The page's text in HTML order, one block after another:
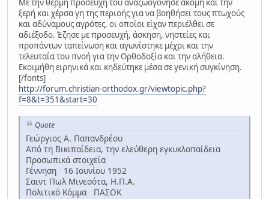
Με την θερμή προσευχή του αναζωογόνησε ακόμη και την
ξερή και χέρσα γη της περιοής για να βοηθήσει τους πτωχούς
και αδύναμους αγρότες, οι οποίοι είχαν περιέλθει σε
αδιέξοδο. Έζησε με προσευχή, άσκηση, νηστείες και
προπάντων ταπείνωση και αγωνίστηκε μέχρι και την
τελευταία του πνοή για την Ορθοδοξία και την αλήθεια.
Εκοιμήθη ειρηνικά και κηδεύτηκε μέσα σε γενική συγκίνηση.
[/fonts]
http://forum.christian-orthodox.gr/viewtopic.php?
f=8&t=351&start=30
Quote
Γεώργιος Α. Παπανδρέου
Από τη Βικιπαίδεια, την ελεύθερη εγκυκλοπαίδεια
Προσωπικά στοιχεία
Γέννηση 16 Ιουνίου 1952
Σαιντ Πωλ Μινεσότα, Η.Π.Α.
Πολιτικό Κόμμα ΠΑΣΟΚ